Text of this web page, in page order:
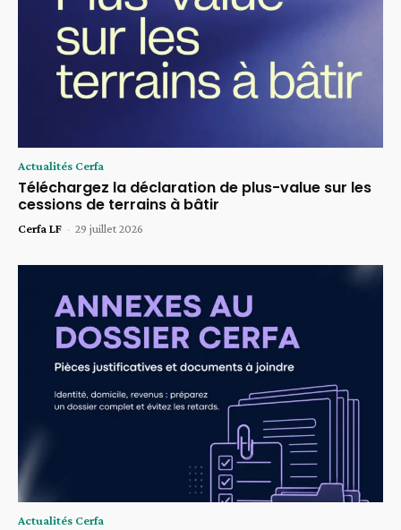
Actualités Cerfa
Téléchargez la déclaration de plus-value sur les
cessions de terrains à bâtir
Cerfa LF - 29 juillet 2026
Actualités Cerfa